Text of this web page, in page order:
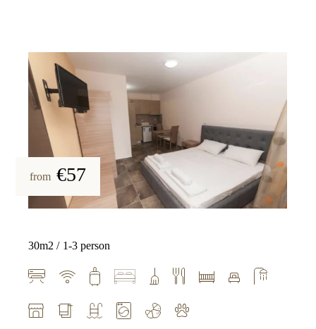
from €57
30m2 1-3 person